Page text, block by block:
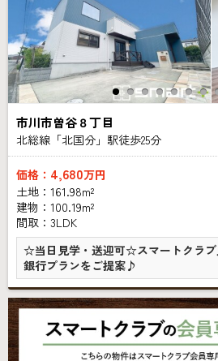
市川市曽谷８丁目
北総線「北国分」駅徒歩25分
価格： 4,680万円
土地：161.98m²
建物：100.19m²
間取：3LDK
☆当日見学・送迎可☆スマートクラ
銀行プランをご提案♪